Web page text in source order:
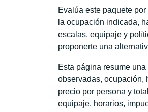
Evalúa este paquete
la ocupación indicada,
escalas, equipaje y
proponerte una
Esta página resume
observadas, ocupación,
precio por persona y
equipaje, horarios,